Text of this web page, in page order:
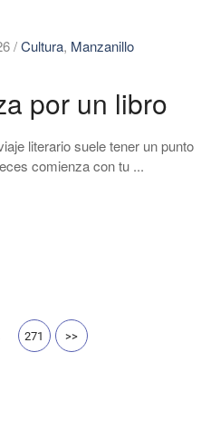
/Cultura, Manzanillo
por un libro
literario suele tener un punto
comienza con tu ...
271 >>